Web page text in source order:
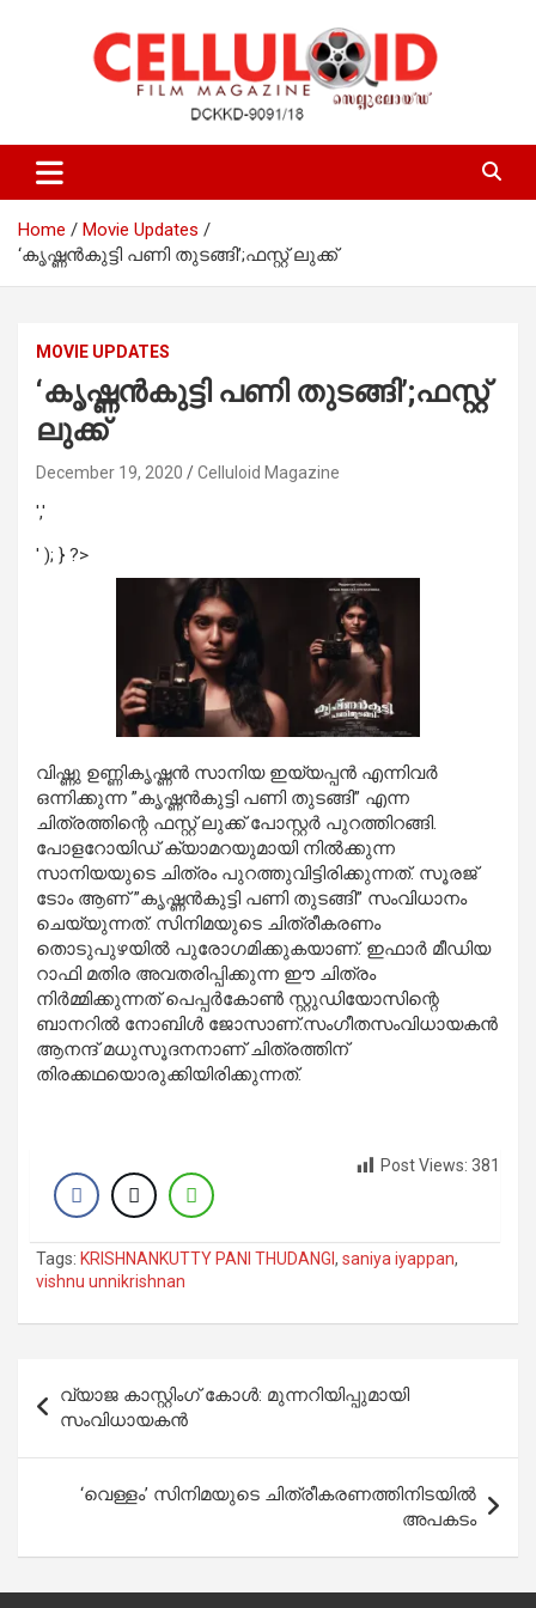
celluloid
Home
Movie Updates
‘കൃഷ്ണന്‍കുട്ടി പണി തുടങ്ങി’;ഫസ്റ്റ് ലുക്ക്
MOVIE UPDATES
‘കൃഷ്ണന്‍കുട്ടി പണി തുടങ്ങി’;ഫസ്റ്റ്
ലുക്ക്
December 19, 2020 Celluloid Magazine
','
' ); } ?>
വിഷ്ണു ഉണ്ണികൃഷ്ണന്‍ സാനിയ ഇയ്യപ്പന്‍ എന്നിവര്‍
ഒന്നിക്കുന്ന ”കൃഷ്ണന്‍കുട്ടി പണി തുടങ്ങി” എന്ന
ചിത്രത്തിന്റെ ഫസ്റ്റ് ലുക്ക് പോസ്റ്റര്‍ പുറത്തിറങ്ങി.
പോളറോയിഡ് ക്യാമറയുമായി നില്‍ക്കുന്ന
സാനിയയുടെ ചിത്രം പുറത്തുവിട്ടിരിക്കുന്നത്. സൂരജ്
ടോം ആണ് ”കൃഷ്ണന്‍കുട്ടി പണി തുടങ്ങി” സംവിധാനം
ചെയ്യുന്നത്. സിനിമയുടെ ചിത്രീകരണം
തൊടുപുഴയില്‍ പുരോഗമിക്കുകയാണ്. ഇഫാര്‍ മീഡിയ
റാഫി മതിര അവതരിപ്പിക്കുന്ന ഈ ചിത്രം
നിര്‍മ്മിക്കുന്നത് പെപ്പര്‍കോണ്‍ സ്റ്റുഡിയോസിന്റെ
ബാനറില്‍ നോബിള്‍ ജോസാണ്.സംഗീതസംവിധായകന്‍
ആനന്ദ് മധുസൂദനനാണ് ചിത്രത്തിന്
തിരക്കഥയൊരുക്കിയിരിക്കുന്നത്.
Post Views: 381
Tags: KRISHNANKUTTY PANI THUDANGI , saniya iyappan,
vishnu unnikrishnan
navigation
വ്യാജ കാസ്റ്റിംഗ് കോള്‍: മുന്നറിയിപ്പുമായി
സംവിധായകന്‍
‘വെള്ളം’ സിനിമയുടെ ചിത്രീകരണത്തിനിടയില്‍
അപകടം